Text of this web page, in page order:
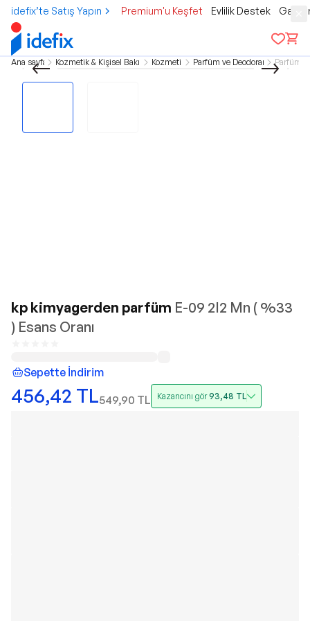
idefix’te Satış Yapın Premium'u Keşfet Evlilik Destek
Ana sayfa Kozmetik & Kişisel Bakım Kozmetik Parfüm ve Deodorant Parfüm
kp kimyagerden parfüm E-09 2I2 Mn ( %33
) Esans Oranı
Sepette İndirim
456,42 TL549,90 TL Kazancını gör93,48 TL